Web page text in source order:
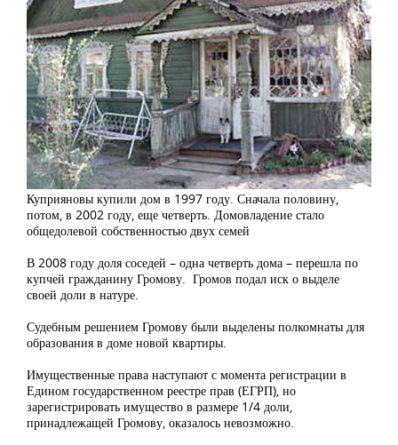
Куприяновы купили дом в 1997 году. Сначала половину,
потом, в 2002 году, еще четверть. Домовладение стало
общедолевой собственностью двух семей
В 2008 году доля соседей – одна четверть дома – перешла по
купчей гражданину Громову. Громов подал иск о выделе
своей доли в натуре.
Судебным решением Громову были выделены полкомнаты для
образования в доме новой квартиры.
Имущественные права наступают с момента регистрации в
Едином государственном реестре прав (ЕГРП), но
зарегистрировать имущество в размере 1/4 доли,
принадлежащей Громову, оказалось невозможно.